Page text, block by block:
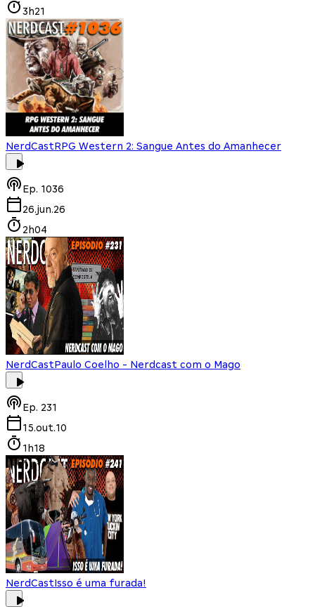
3h21
NerdCastRPG Western 2: Sangue Antes do Amanhecer
Ep. 1036
26.jun.26
2h04
NerdCastPaulo Coelho - Nerdcast com o Mago
Ep. 231
15.out.10
1h18
NerdCastIsso é uma furada!